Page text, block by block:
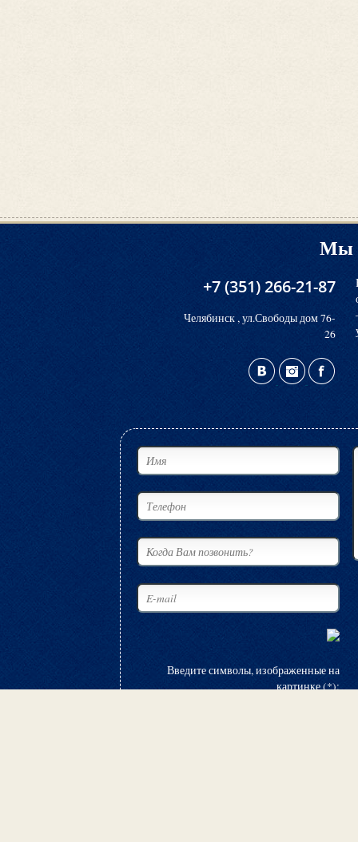
Мы
+7 (351) 266-21-87
Челябинск , ул.Свободы дом 76-
26
Введите символы, изображенные на
картинке (*):